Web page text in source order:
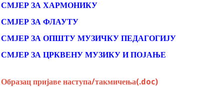
СМЈЕР ЗА ХАРМОНИКУ
СМЈЕР ЗА ФЛАУТУ
СМЈЕР ЗА ОПШТУ МУЗИЧКУ ПЕДАГОГИЈУ
СМЈЕР ЗА ЦРКВЕНУ МУЗИКУ И ПОЈАЊЕ
Образац пријаве наступа/такмичења(.doc)